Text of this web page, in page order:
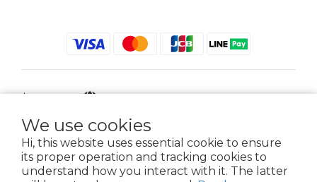
We use cookies
Hi, this website uses essential cookie to ensure
its proper operation and tracking cookies to
understand how you interact with it. The latter
$ TWD English
2021 © iGreenbag | DoaBag | Working Hrs 8:30 - 18:00｜新北市新莊區中正路
659-5號3樓 | 02-2903-8800 | 統編 : 28396448 (唯一統編無關係企業)